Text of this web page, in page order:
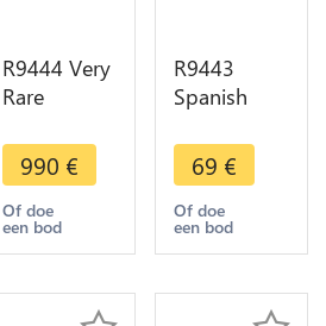
R9444 Very
Rare
Brabant 1/4
Patagon
Philip IV
1654
Silver
990 €
Of doe
een bod
R9443
Spanish
Brabant
Escalin
Philip IV
1623 Lis
Silver
69 €
Of doe
een bod